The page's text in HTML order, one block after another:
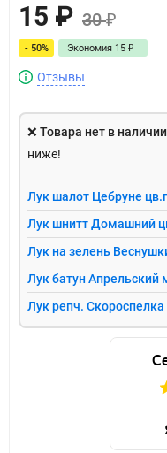
15 ₽ 30₽
- 50% Экономия 15 ₽
Отзывы
❌ Товара нет в
ниже!
Лук шалот Цебруне
Лук шнитт Домашний
Лук на зелень
Лук батун Апрельский
Лук репч.